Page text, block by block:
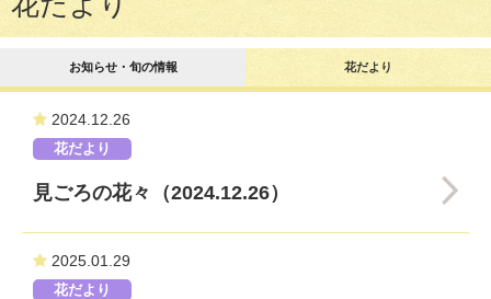
お知らせ・旬の情報 花だより
2024.12.26
花だより
見ごろの花々（2024.12.26）
2025.01.29
花だより